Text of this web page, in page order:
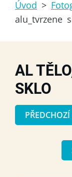
Úvod >
alu_tvrzene
AL
SKLO
PŘEDCHOZÍ